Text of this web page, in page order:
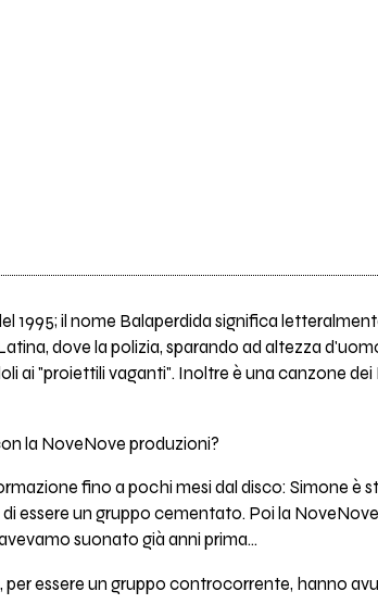
1995; il nome Balaperdida significa
dove la polizia, sparando ad altezza
ai "proiettili vaganti". Inoltre è una canzone
la NoveNove produzioni?
fino a pochi mesi dal disco: Simone è
essere un gruppo cementato. Poi la
suonato già anni prima...
per essere un gruppo controcorrente, hanno